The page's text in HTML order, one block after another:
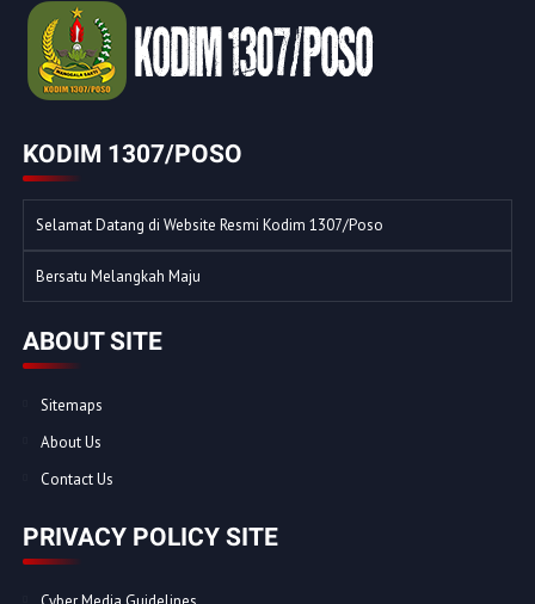
KODIM 1307/POSO
Selamat Datang di Website Resmi Kodim 1307/Poso
Bersatu Melangkah Maju
ABOUT SITE
Sitemaps
About Us
Contact Us
PRIVACY POLICY SITE